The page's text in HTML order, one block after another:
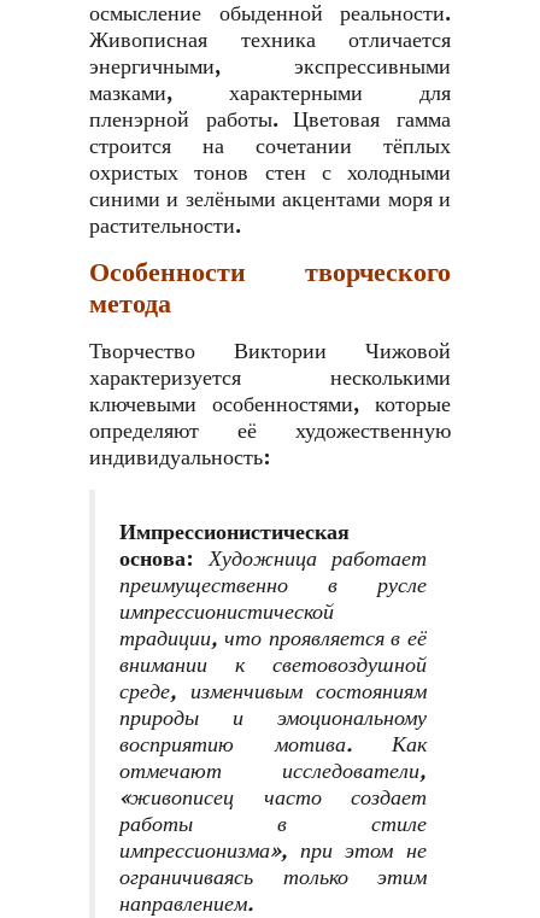
осмысление обыденной реальности.
Живописная техника отличается
энергичными, экспрессивными
мазками, характерными для
пленэрной работы. Цветовая гамма
строится на сочетании тёплых
охристых тонов стен с холодными
синими и зелёными акцентами моря и
растительности.
Особенности творческого
метода
Творчество Виктории Чижовой
характеризуется несколькими
ключевыми особенностями, которые
определяют её художественную
индивидуальность:
Импрессионистическая
основа:Художница работает
преимущественно в русле
импрессионистической
традиции, что проявляется в её
внимании к световоздушной
среде, изменчивым состояниям
природы и эмоциональному
восприятию мотива. Как
отмечают исследователи,
«живописец часто создает
работы в стиле
импрессионизма», при этом не
ограничиваясь только этим
направлением.